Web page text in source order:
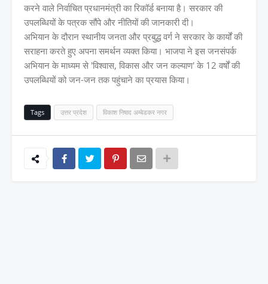
करने वाले निर्वाचित प्रधानमंत्री का रिकॉर्ड बनाया है। सरकार की
उपलब्धियों के पत्रक सौंपे और नीतियों की जानकारी दी।
अभियान के दौरान स्थानीय जनता और प्रबुद्ध वर्ग ने सरकार के कार्यों की
सराहना करते हुए अपना समर्थन व्यक्त किया। भाजपा ने इस जनसंपर्क
अभियान के माध्यम से 'विश्वास, विकास और जन कल्याण' के 12 वर्षों की
उपलब्धियों को जन-जन तक पहुंचाने का प्रयास किया।
Tags उत्तर प्रदेश विकाश निषाद अम्बेडकर नगर